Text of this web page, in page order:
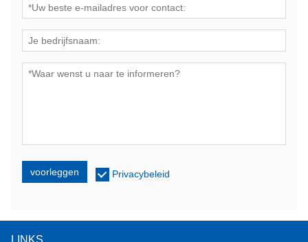
voorleggen Privacybeleid
LINKS